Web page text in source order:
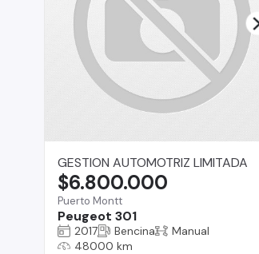
GESTION AUTOMOTRIZ LIMITADA
Puerto Montt
Peugeot 301
$6.800.000
2017 Bencina
Manual
48000 km